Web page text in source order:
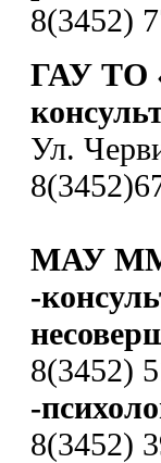
8(3452)
ГАУ ТО
Ул.
МАУ
-
8(3452)
-
8(3452)